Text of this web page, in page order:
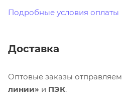
Подробные условия оплаты
Доставка
Оптовые заказы отправляем
линии» и ПЭК.